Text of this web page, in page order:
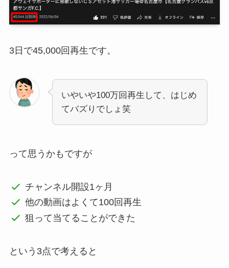
3日で45,000回再生です。
いやいや100万回再生して、はじめ
てバズりでしょ笑
って思うかもですが
チャンネル開設1ヶ月
他の動画はよくて100回再生
狙って当てることができた
という3点で考えると